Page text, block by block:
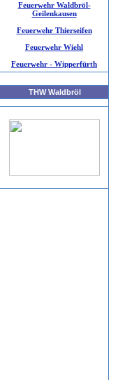
Feuerwehr Waldbröl-
Geilenkausen
Feuerwehr Thierseifen
Feuerwehr Wiehl
Feuerwehr - Wipperfürth
THW Waldbröl